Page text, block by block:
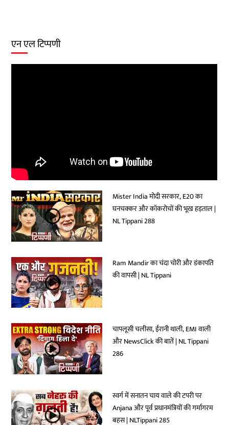
एन एल टिप्पणी
Mister India मोदी सरकार, E20 का
घनचक्कर और कॉकरोचों की भूख हड़ताल |
NL Tippani 288
Ram Mandir का चंदा चोरी और डंकापति
की वापसी | NL Tippani
चापलूसी चलीसा, ईरानी थाली, EMI वाली
और NewsClick की बातें | NL Tippani
286
स्वर्ग में सनातन चाय वाले की टपरी पर
Anjana और पूर्व प्रधानमंत्रियों की गर्मागरम
बहस | NLTippani 285